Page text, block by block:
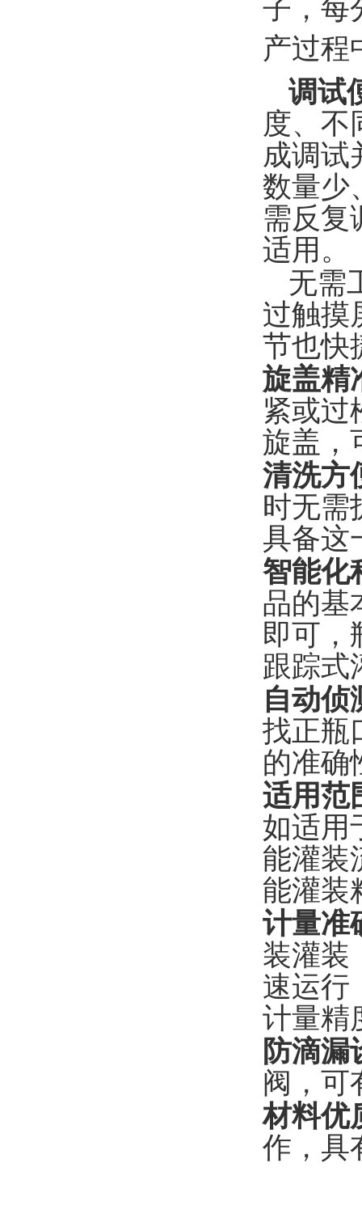
子，每
产过程
调试
度、不
成调试
数量少
需反复
适用。
无需
过触摸
节也快
旋盖精
紧或过
旋盖，
清洗方
时无需
具备这
智能化
品的基
即可，
跟踪式
自动侦
找正瓶
的准确
适用范
如适用
能灌装
能灌装
计量准
装灌装
速运行
计量精
防滴漏
阀，可
材料优
作，具